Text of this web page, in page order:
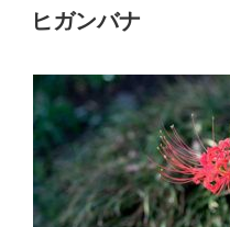
稿
日:
ヒガンバナ